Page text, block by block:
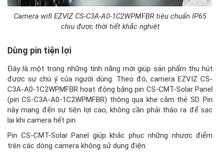
Camera wifi EZVIZ CS-C3A-A0-1C2WPMFBR tiêu chuẩn IP65
chịu được thời tiết khắc nghiệt
Dùng pin tiện lợi
Đây là một trong những tính năng mới giúp sản phẩm thu hút
được sự chú ý của người dùng. Theo đó, camera EZVIZ CS-
C3A-A0-1C2WPMFBR hoạt động bằng pin CS-CMT-Solar Panel
(pin CS-C3A-A0-1C2WPMFBR) thông qua khe cắm thẻ SD. Pin
này mang đến sự tiện lợi cao, không cần phải tháo ra để sạc
lại khi camera hết pin.
Pin CS-CMT-Solar Panel giúp khắc phục những nhược điểm
trên các dòng camera không sử dụng điện.